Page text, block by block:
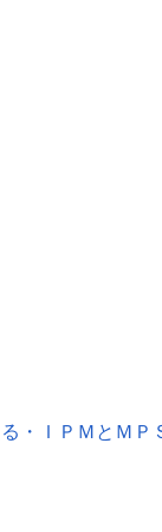
・ＩＰＭとＭＰ